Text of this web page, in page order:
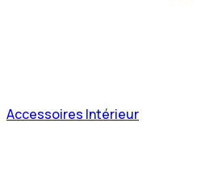
Accessoires Intérieur